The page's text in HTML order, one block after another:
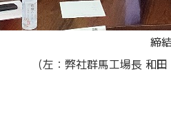
締
（左：弊社群馬工場長 和